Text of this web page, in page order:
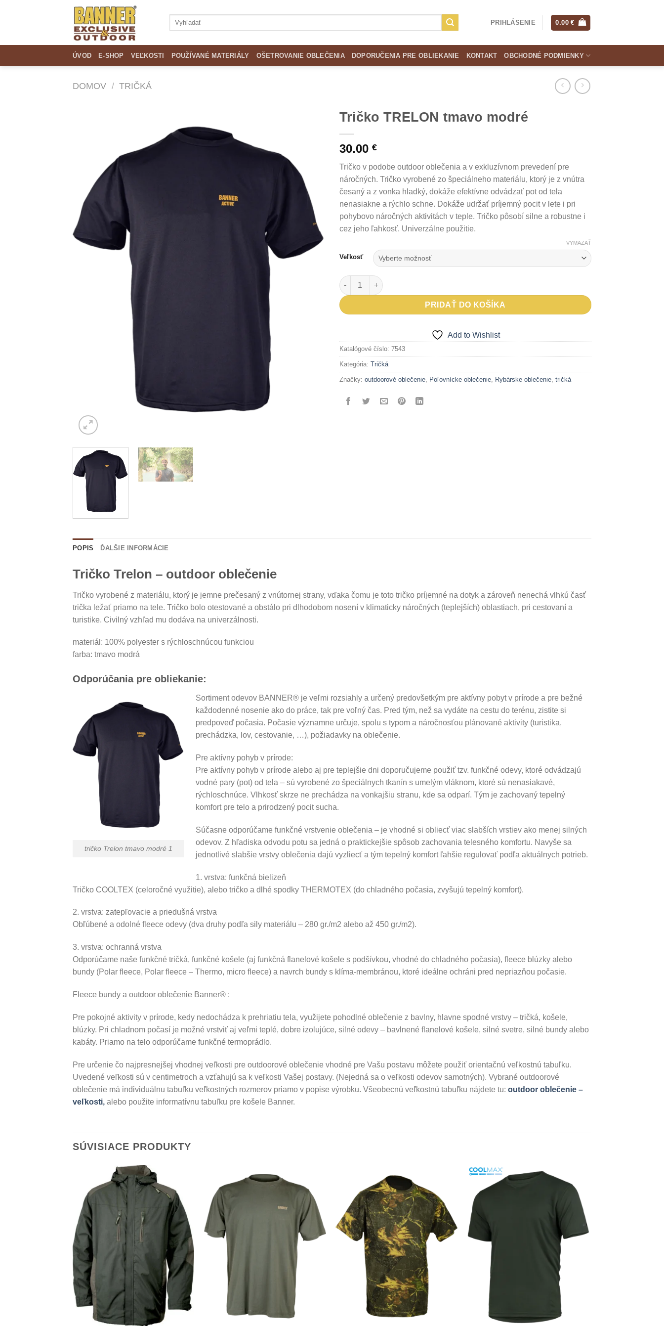
Hľadať:
PRIHLÁSENIE 0.00€
ÚVOD E-SHOP VEĽKOSTI POUŽÍVANÉ MATERIÁLY OŠETROVANIE OBLEČENIA DOPORUČENIA PRE OBLIEKANIE KONTAKT OBCHODNÉ PODMIENKY
DOMOV / TRIČKÁ
Tričko TRELON tmavo modré
30.00 €
Tričko v podobe outdoor oblečenia a v exkluzívnom prevedení pre
náročných. Tričko vyrobené zo špeciálneho materiálu, ktorý je z vnútra
česaný a z vonka hladký, dokáže efektívne odvádzať pot od tela
nenasiakne a rýchlo schne. Dokáže udržať príjemný pocit v lete i pri
pohybovo náročných aktivitách v teple. Tričko pôsobí silne a robustne i
cez jeho ľahkosť. Univerzálne použitie.
Veľkosť
VYMAZAŤ
množstvo Tričko TRELON tmavo modré
PRIDAŤ DO KOŠÍKA
Add to Wishlist
Katalógové číslo: 7543
Kategória: Tričká
Značky: outdoorové oblečenie Poľovnícke oblečenie Rybárske oblečenie tričká
POPIS ĎALŠIE INFORMÁCIE
Tričko Trelon – outdoor oblečenie
Tričko vyrobené z materiálu, ktorý je jemne prečesaný z vnútornej strany, vďaka čomu je toto tričko príjemné na dotyk a zároveň nenechá vlhkú časť
trička ležať priamo na tele. Tričko bolo otestované a obstálo pri dlhodobom nosení v klimaticky náročných (teplejších) oblastiach, pri cestovaní a
turistike. Civilný vzhľad mu dodáva na univerzálnosti.
materiál: 100% polyester s rýchloschnúcou funkciou
farba: tmavo modrá
Odporúčania pre obliekanie:
tričko Trelon tmavo modré 1
Sortiment odevov BANNER® je veľmi rozsiahly a určený predovšetkým pre aktívny pobyt v prírode a pre bežné
každodenné nosenie ako do práce, tak pre voľný čas. Pred tým, než sa vydáte na cestu do terénu, zistite si
predpoveď počasia. Počasie významne určuje, spolu s typom a náročnosťou plánované aktivity (turistika,
prechádzka, lov, cestovanie, …), požiadavky na oblečenie.
Pre aktívny pohyb v prírode:
Pre aktívny pohyb v prírode alebo aj pre teplejšie dni doporučujeme použiť tzv. funkčné odevy, ktoré odvádzajú
vodné pary (pot) od tela – sú vyrobené zo špeciálnych tkanín s umelým vláknom, ktoré sú nenasiakavé,
rýchloschnúce. Vlhkosť skrze ne prechádza na vonkajšiu stranu, kde sa odparí. Tým je zachovaný tepelný
komfort pre telo a prirodzený pocit sucha.
Súčasne odporúčame funkčné vrstvenie oblečenia – je vhodné si obliecť viac slabších vrstiev ako menej silných
odevov. Z hľadiska odvodu potu sa jedná o praktickejšie spôsob zachovania telesného komfortu. Navyše sa
jednotlivé slabšie vrstvy oblečenia dajú vyzliecť a tým tepelný komfort ľahšie regulovať podľa aktuálnych potrieb.
1. vrstva: funkčná bielizeň
Tričko COOLTEX (celoročné využitie), alebo tričko a dlhé spodky THERMOTEX (do chladného počasia, zvyšujú tepelný komfort).
2. vrstva: zatepľovacie a priedušná vrstva
Obľúbené a odolné fleece odevy (dva druhy podľa sily materiálu – 280 gr./m2 alebo až 450 gr./m2).
3. vrstva: ochranná vrstva
Odporúčame naše funkčné tričká, funkčné košele (aj funkčná flanelové košele s podšívkou, vhodné do chladného počasia), fleece blúzky alebo
bundy (Polar fleece, Polar fleece – Thermo, micro fleece) a navrch bundy s klíma-membránou, ktoré ideálne ochráni pred nepriazňou počasie.
Fleece bundy a outdoor oblečenie Banner® :
Pre pokojné aktivity v prírode, kedy nedochádza k prehriatiu tela, využijete pohodlné oblečenie z bavlny, hlavne spodné vrstvy – tričká, košele,
blúzky. Pri chladnom počasí je možné vrstviť aj veľmi teplé, dobre izolujúce, silné odevy – bavlnené flanelové košele, silné svetre, silné bundy alebo
kabáty. Priamo na telo odporúčame funkčné termoprádlo.
Pre určenie čo najpresnejšej vhodnej veľkosti pre outdoorové oblečenie vhodné pre Vašu postavu môžete použiť orientačnú veľkostnú tabuľku.
Uvedené veľkosti sú v centimetroch a vzťahujú sa k veľkosti Vašej postavy. (Nejedná sa o veľkosti odevov samotných). Vybrané outdoorové
oblečenie má individuálnu tabuľku veľkostných rozmerov priamo v popise výrobku. Všeobecnú veľkostnú tabuľku nájdete tu: outdoor oblečenie –
veľkosti, alebo použite informatívnu tabuľku pre košele Banner.
SÚVISIACE PRODUKTY
Add to
Wishlist
Add to
Wishlist
Add to
Wishlist
Add to
Wishlist